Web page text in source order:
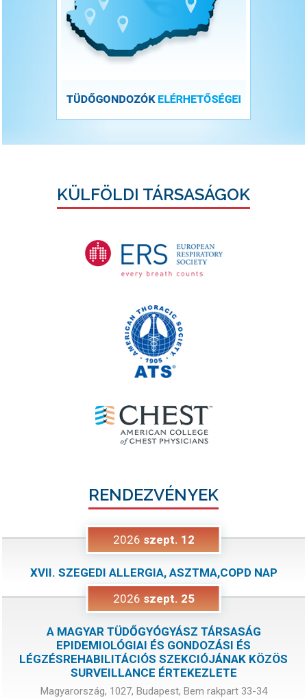
KÜLFÖLDI TÁRSASÁGOK
RENDEZVÉNYEK
2026 szept. 12
XVII. SZEGEDI ALLERGIA, ASZTMA,COPD NAP
2026 szept. 25
A MAGYAR TÜDŐGYÓGYÁSZ TÁRSASÁG
EPIDEMIOLÓGIAI ÉS GONDOZÁSI ÉS
LÉGZÉSREHABILITÁCIÓS SZEKCIÓJÁNAK KÖZÖS
SURVEILLANCE ÉRTEKEZLETE
Magyarország, 1027, Budapest, Bem rakpart 33-34